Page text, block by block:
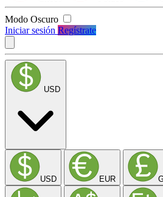
Modo Oscuro
Iniciar sesión Regístrate
USD
USD EUR